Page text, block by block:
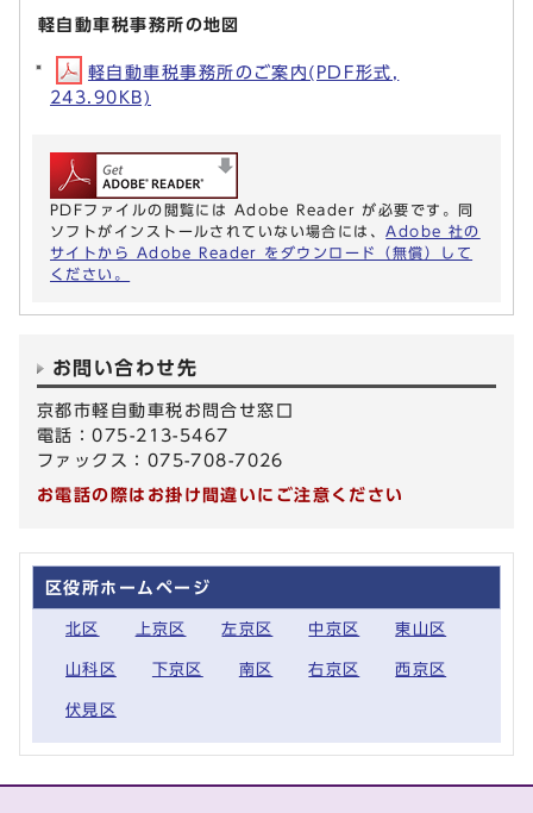
軽自動車税事務所の地図
軽自動車税事務所のご案内(PDF形式,
243.90KB)
PDFファイルの閲覧には Adobe Reader が必要です。同
ソフトがインストールされていない場合には、 Adobe 社の
サイトから Adobe Reader をダウンロード（無償）して
ください。
お問い合わせ先
京都市軽自動車税お問合せ窓口
電話：075-213-5467
ファックス：075-708-7026
お電話の際はお掛け間違いにご注意ください
区役所ホームページ
北区 上京区 左京区 中京区 東山区
山科区 下京区 南区 右京区 西京区
伏見区